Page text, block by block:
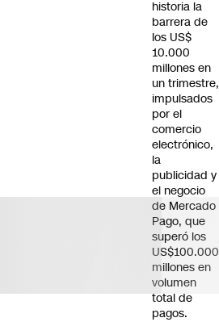
historia la
barrera de
los US$
10.000
millones en
un trimestre,
impulsados
por el
comercio
electrónico,
la
publicidad y
el negocio
de Mercado
Pago, que
superó los
US$100.000
millones en
volumen
total de
pagos.